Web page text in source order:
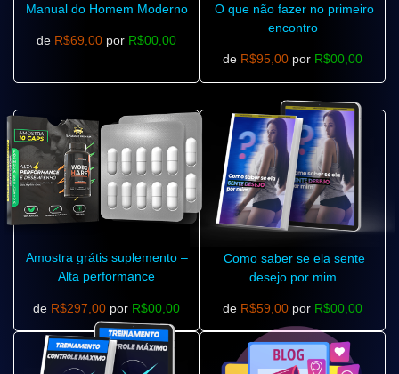
Manual do Homem Moderno
de R$69,00 por R$00,00
O que não fazer no primeiro
encontro
de R$95,00 por R$00,00
Amostra grátis suplemento –
Alta performance
de R$297,00 por R$00,00
Como saber se ela sente
desejo por mim
de R$59,00 por R$00,00